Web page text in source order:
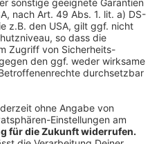
verbinden.
als nur Musik. "Es geht
Sorgen des Alltags zu
und Mut zu
Konzerten wie
Energie des
vor dem ersten Ton
bringen ihre Liebsten mit